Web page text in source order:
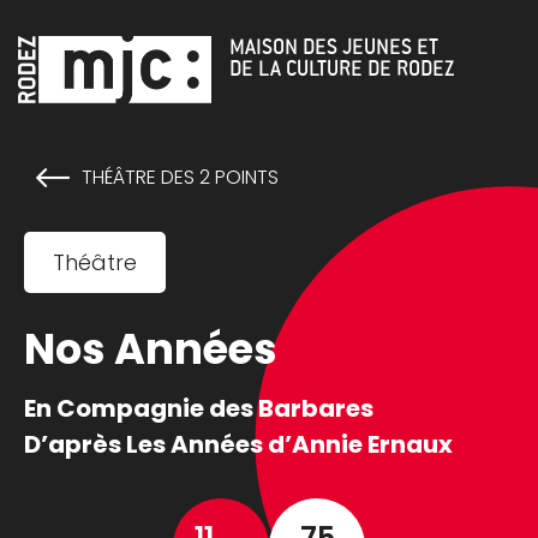
MAISON DES JEUNES ET
DE LA CULTURE DE RODEZ
THÉÂTRE DES 2 POINTS
Théâtre
Nos Années
En Compagnie des Barbares
D’aprèsLes Annéesd’Annie Ernaux